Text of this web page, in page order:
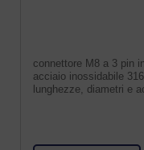
connettore M8 a 3 pin
acciaio inossidabile
lunghezze, diametri e